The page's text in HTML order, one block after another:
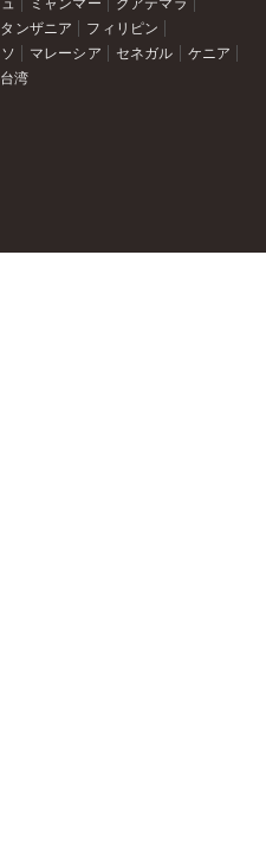
ミャンマー
グアテマラ
タンザニア
フィリピン
マレーシア セネガル
ケニア
台湾